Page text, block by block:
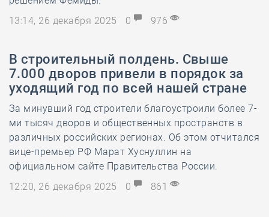
13:14, 26 декабря 2025
0 976
В строительный полдень. Свыше
7.000 дворов привели в порядок за
уходящий год по всей нашей стране
За минувший год строители благоустроили более 7-
ми тысяч дворов и общественных пространств в
различных российских регионах. Об этом отчитался
вице-премьер РФ Марат Хуснуллин на
официальном сайте Правительства России.
12:20, 26 декабря 2025
0 861